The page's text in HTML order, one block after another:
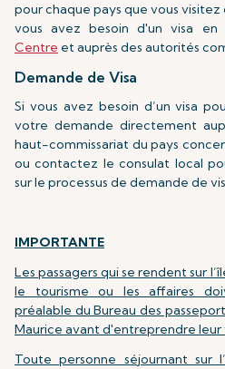
pour chaque pays que vous
vous avez besoin d'un visa en
Centre et auprès des autorités
Demande de Visa
Si vous avez besoin d’un visa
votre demande directement
haut-commissariat du pays
ou contactez le consulat local
sur le processus de demande de
IMPORTANTE
Les passagers qui se rendent sur
le tourisme ou les affaires
préalable du Bureau des
Maurice avant d'entreprendre leur
Toute personne séjournant sur